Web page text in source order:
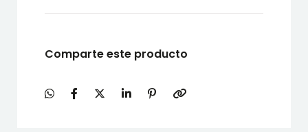
Comparte este producto